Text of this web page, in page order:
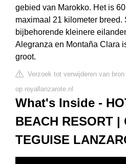
gebied van Marokko. Het is
maximaal 21 kilometer breed.
bijbehorende kleinere
Alegranza en Montaña Clara
groot.
Verzoek tot verwijderen van bron
op royallanzarote.nl
What's Inside -
BEACH RESORT |
TEGUISE